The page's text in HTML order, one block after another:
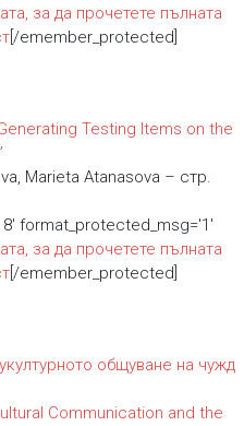
за да прочетете пълната
[/emember_protected]
Testing Items on the
Marieta Atanasova – стр.
format_protected_msg='1'
за да прочетете пълната
[/emember_protected]
общуване на чужд
Communication and the